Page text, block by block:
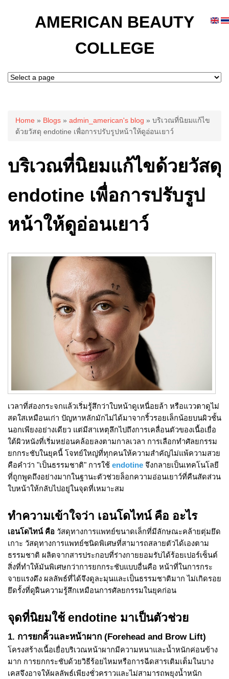
AMERICAN BEAUTY
COLLEGE
You are here
Home » Blogs » admin_american's blog » บริเวณที่นิยมแก้ไข
ด้วยวัสดุ endotine เพื่อการปรับรูปหน้าให้ดูอ่อนเยาว์
บริเวณที่นิยมแก้ไขด้วยวัสดุ
endotine เพื่อการปรับรูป
หน้าให้ดูอ่อนเยาว์
เวลาที่ส่องกระจกแล้วเริ่มรู้สึกว่าใบหน้าดูเหนื่อยล้า หรือแววตาดูไม่
สดใสเหมือนเก่า ปัญหาหลักมักไม่ได้มาจากริ้วรอยเล็กน้อยบนผิวชั้น
นอกเพียงอย่างเดียว แต่มีสาเหตุลึกไปถึงการเคลื่อนตัวของเนื้อเยื่อ
ใต้ผิวหนังที่เริ่มหย่อนคล้อยลงตามกาลเวลา การเลือกทำศัลยกรรม
ยกกระชับในยุคนี้ โจทย์ใหญ่ที่ทุกคนให้ความสำคัญไม่แพ้ความสวย
คือคำว่า "เป็นธรรมชาติ" การใช้ endotine จึงกลายเป็นเทคโนโลยี
ที่ถูกพูดถึงอย่างมากในฐานะตัวช่วยล็อกความอ่อนเยาว์ที่คืนสัดส่วน
ใบหน้าให้กลับไปอยู่ในจุดที่เหมาะสม
ทำความเข้าใจว่า เอนโดไทน์ คือ อะไร
เอนโดไทน์ คือ วัสดุทางการแพทย์ขนาดเล็กที่มีลักษณะคล้ายตุ่มยึด
เกาะ วัสดุทางการแพทย์ชนิดพิเศษที่สามารถสลายตัวได้เองตาม
ธรรมชาติ ผลิตจากสารประกอบที่ร่างกายยอมรับได้ร้อยเปอร์เซ็นต์
สิ่งที่ทำให้มันพิเศษกว่าการยกกระชับแบบอื่นคือ หน้าที่ในการกระ
จายแรงดึง ผลลัพธ์ที่ได้จึงดูละมุนและเป็นธรรมชาติมาก ไม่เกิดรอย
ยึดรั้งที่ดูฝืนความรู้สึกเหมือนการศัลยกรรมในยุคก่อน
จุดที่นิยมใช้ endotine มาเป็นตัวช่วย
1. การยกคิ้วและหน้าผาก (Forehead and Brow Lift)
โครงสร้างเนื้อเยื่อบริเวณหน้าผากมีความหนาและน้ำหนักค่อนข้าง
มาก การยกกระชับด้วยวิธีร้อยไหมหรือการฉีดสารเติมเต็มในบาง
เคสจึงอาจให้ผลลัพธ์เพียงชั่วคราวและไม่สามารถพยุงน้ำหนัก